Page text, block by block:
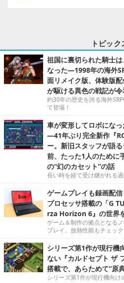
トピック
祖国に裏切られた騎士
なった―1998年の海外
面リメイク版、体験版
が駆ける異色の戦記が
約30年の歴史を誇る海外
て登場！
車が変形してロボにな
―41年ぶり完全新作『
ー。新旧スタッフが語
前、たった1人のために
の“幻のカセット”の話
長い時を経て受け継がれる
ゲームプレイも録画配
プロセッサ搭載の「G
rza Horizon 6』の世界
ゲーム＆制作の拠点となる
プレイ。放熱性能もチェック
シリーズ第1作が現行機
ない『カルドセプト ザ
搭載で、あらためて“原
シリーズ第1作が現行機向け